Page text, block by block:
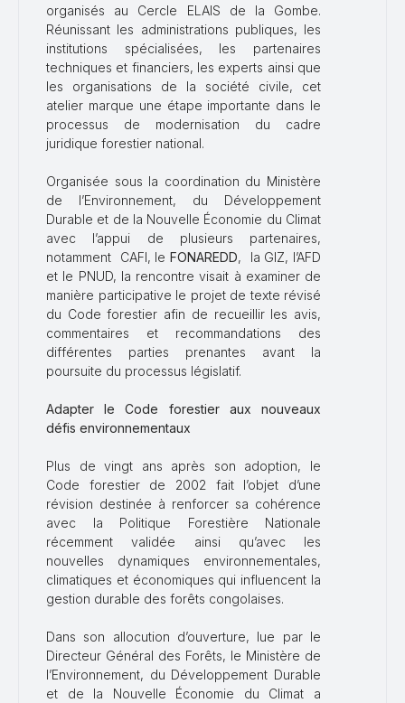
organisés au Cercle ELAIS de la Gombe.
Réunissant les administrations publiques, les
institutions spécialisées, les partenaires
techniques et financiers, les experts ainsi que
les organisations de la société civile, cet
atelier marque une étape importante dans le
processus de modernisation du cadre
juridique forestier national.
Organisée sous la coordination du Ministère
de l’Environnement, du Développement
Durable et de la Nouvelle Économie du Climat
avec l’appui de plusieurs partenaires,
notamment CAFI, le FONAREDD, la GIZ, l’AFD
et le PNUD, la rencontre visait à examiner de
manière participative le projet de texte révisé
du Code forestier afin de recueillir les avis,
commentaires et recommandations des
différentes parties prenantes avant la
poursuite du processus législatif.
Adapter le Code forestier aux nouveaux
défis environnementaux
Plus de vingt ans après son adoption, le
Code forestier de 2002 fait l’objet d’une
révision destinée à renforcer sa cohérence
avec la Politique Forestière Nationale
récemment validée ainsi qu’avec les
nouvelles dynamiques environnementales,
climatiques et économiques qui influencent la
gestion durable des forêts congolaises.
Dans son allocution d’ouverture, lue par le
Directeur Général des Forêts, le Ministère de
l’Environnement, du Développement Durable
et de la Nouvelle Économie du Climat a